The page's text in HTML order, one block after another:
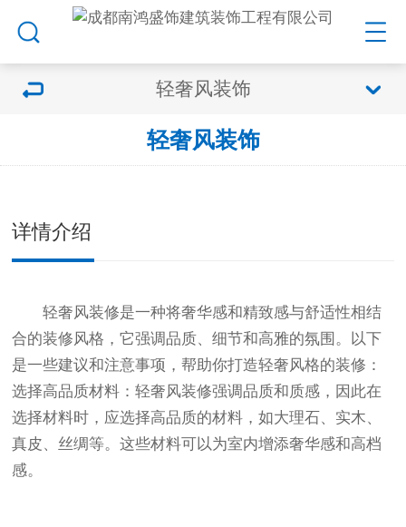
轻奢风装饰
轻奢风装饰
详情介绍
轻奢风装修是一种将奢华感和精致感与舒适性相结
合的装修风格，它强调品质、细节和高雅的氛围。以下
是一些建议和注意事项，帮助你打造轻奢风格的装修：
选择高品质材料：轻奢风装修强调品质和质感，因此在
选择材料时，应选择高品质的材料，如大理石、实木、
真皮、丝绸等。这些材料可以为室内增添奢华感和高档
感。